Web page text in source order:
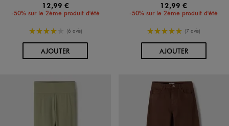
12,99 €
-50% sur le 2ème produit d'été
4/5 de moyenne
(6 avis)
AJOUTERAU PANIER
12,99 €
-50% sur le 2ème produit d'été
5/5 de moyenne
(7 avis)
AJOUTERAU PANIER